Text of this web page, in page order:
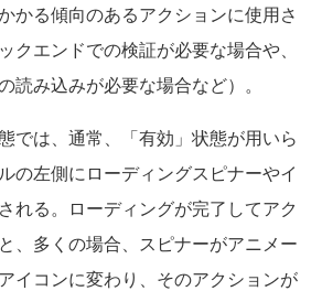
かる傾向のあるアクションに使用さ
クエンドでの検証が必要な場合や、
読み込みが必要な場合など）。
では、通常、「有効」状態が用いら
の左側にローディングスピナーやイ
れる。ローディングが完了してアク
、多くの場合、スピナーがアニメー
イコンに変わり、そのアクションが